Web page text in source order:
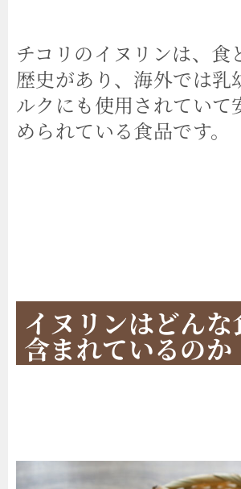
チコリのイヌリンは、食
歴史があり、海外では乳
ルクにも使用されていて
められている食品です。
イヌリンはどんな
含まれているのか